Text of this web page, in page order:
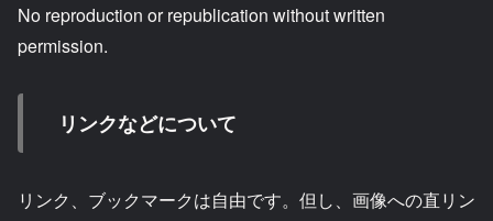
No reproduction or republication without written
permission.
リンクなどについて
リンク、ブックマークは自由です。但し、画像への直リン